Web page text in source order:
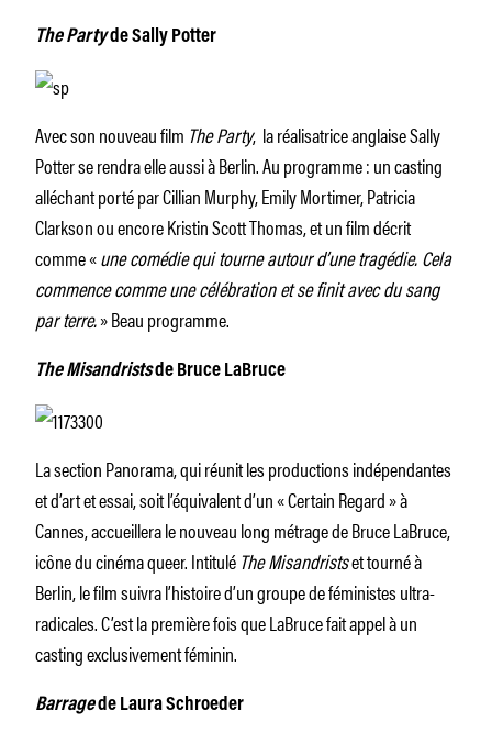
The Partyde Sally Potter
Avec son nouveau film The Party, la réalisatrice anglaise Sally
Potter se rendra elle aussi à Berlin. Au programme : un casting
alléchant porté par Cillian Murphy, Emily Mortimer, Patricia
Clarkson ou encore Kristin Scott Thomas, et un film décrit
comme «une comédie qui tourne autour d’une tragédie. Cela
commence comme une célébration et se finit avec du sang
par terre.» Beau programme.
The Misandristsde Bruce LaBruce
La section Panorama, qui réunit les productions indépendantes
et d’art et essai, soit l’équivalent d’un « Certain Regard » à
Cannes, accueillera le nouveau long métrage de Bruce LaBruce,
icône du cinéma queer. Intitulé The Misandristset tourné à
Berlin, le film suivra l’histoire d’un groupe de féministes ultra-
radicales. C’est la première fois que LaBruce fait appel à un
casting exclusivement féminin.
Barragede Laura Schroeder